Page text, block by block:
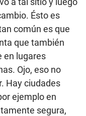
Ésto es
común es que
que también
en lugares
Ojo, eso no
Hay ciudades
ejemplo en
segura,